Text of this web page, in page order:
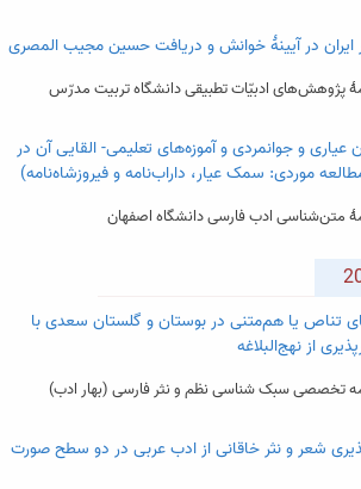
ایران در آیینۀ خوانش و دریافت حسین مجیب المصری
پژوهش‌های ادبیّات تطبیقی دانشگاه تربیت مدرّس
و جوانمردی و آموزه‌های تعلیمی- القایی آن در
موردی: سمک عیار، داراب‌نامه و فیروزشاه‌نامه)
متن‌شناسی ادب فارسی دانشگاه اصفهان
تناص یا هم‌متنی در بوستان و گلستان سعدی با
از نهج‌البلاغه
تخصصی سبک شناسی نظم و نثر فارسی (بهار ادب)
شعر و نثر خاقانی از ادب عربی در دو سطح صورت